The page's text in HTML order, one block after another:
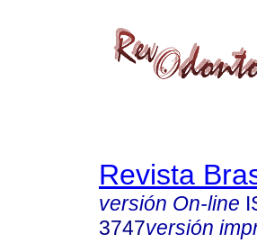
Revista
versión On-line
3747versión